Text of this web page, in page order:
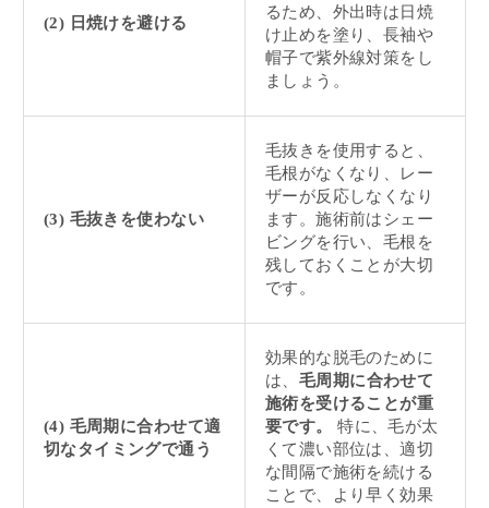
(2) 日焼けを避ける
るため、外出時は日焼
け止めを塗り、長袖や
帽子で紫外線対策をし
ましょう。
(3) 毛抜きを使わない
毛抜きを使用すると、
毛根がなくなり、レー
ザーが反応しなくなり
ます。施術前はシェー
ビングを行い、毛根を
残しておくことが大切
です。
(4) 毛周期に合わせて適
切なタイミングで通う
効果的な脱毛のために
は、 毛周期に合わせて
施術を受けることが重
要です。
特に、毛が太
くて濃い部位は、適切
な間隔で施術を続ける
ことで、より早く効果